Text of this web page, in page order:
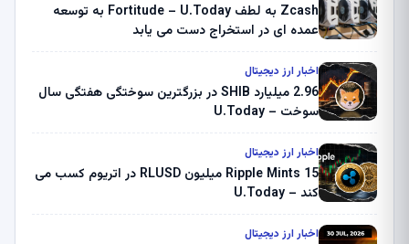
Zcash به لطف Fortitude – U.Today به توسعه
عمده ای در استخراج دست می یابد
اخبار ارز دیجیتال
2.96 میلیارد SHIB در بزرگترین سوختگی هفتگی سال
سوخت – U.Today
اخبار ارز دیجیتال
Ripple Mints 15 میلیون RLUSD در اتریوم کسب می
کند – U.Today
اخبار ارز دیجیتال